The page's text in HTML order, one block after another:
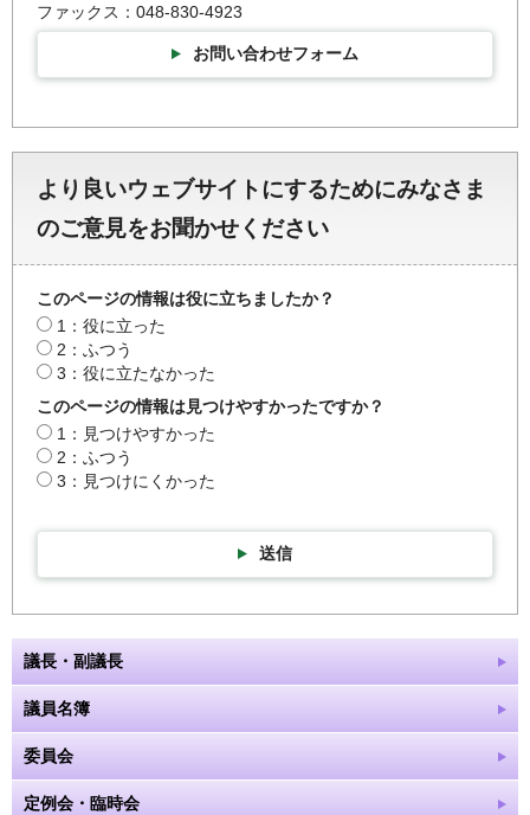
ファックス：048-830-4923
お問い合わせフォーム
より良いウェブサイトにするためにみなさま
のご意見をお聞かせください
このページの情報は役に立ちましたか？
1：役に立った
2：ふつう
3：役に立たなかった
このページの情報は見つけやすかったですか？
1：見つけやすかった
2：ふつう
3：見つけにくかった
送信
議長・副議長
議員名簿
委員会
定例会・臨時会